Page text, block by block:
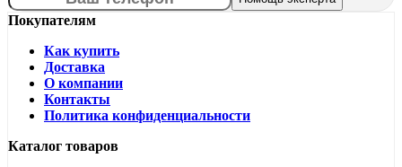
Покупателям
Как купить
Доставка
О компании
Контакты
Политика конфиденциальности
Каталог товаров